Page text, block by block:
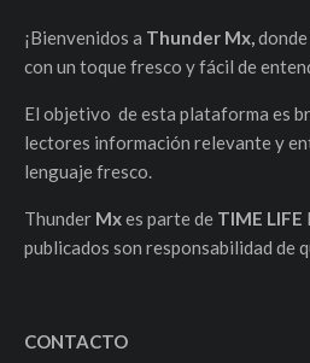
¡Bienvenidos a Thunder Mx,
con un toque fresco y fácil de
El objetivo de esta plataforma es
lectores información relevante y
lenguaje fresco.
Thunder Mxes parte de TIME LIFE
publicados son responsabilidad de
CONTACTO